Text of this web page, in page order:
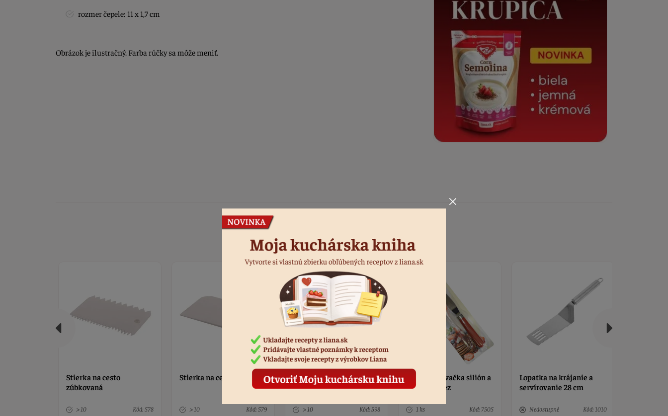
rozmer čepele: 11 x 1,7 cm
Obrázok je ilustračný. Farba rúčky sa môže meniť.
Stierka na cesto obdĺžnik
> 10 Kód: 579
Stierka na cesto 19,4 x
> 10 Kód: 598
Sada maslovačka silión a
stierka nerez
1 ks Kód: 7505
Lopatka na krájanie a
servírovanie 28 cm
Nedostupné Kód: 1010
Lopatka na krájanie a
servírovanie 26 cm
4 ks Kód: 1011